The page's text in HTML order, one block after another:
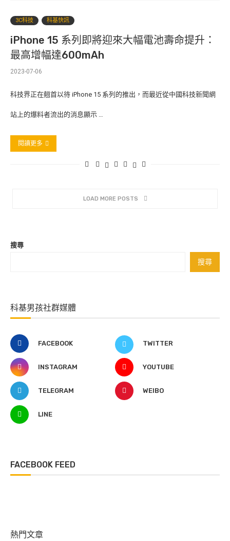
3C科技 科基快訊
iPhone 15 系列即將迎來大幅電池壽命提升：
最高增幅達600mAh
2023-07-06
科技界正在翹首以待 iPhone 15 系列的推出，而最近從中國科技新聞網
站上的爆料者流出的消息顯示 …
閱讀更多
LOAD MORE POSTS
搜尋
搜尋
科基男孩社群媒體
FACEBOOK TWITTER
INSTAGRAM YOUTUBE
TELEGRAM WEIBO
LINE
FACEBOOK FEED
熱門文章